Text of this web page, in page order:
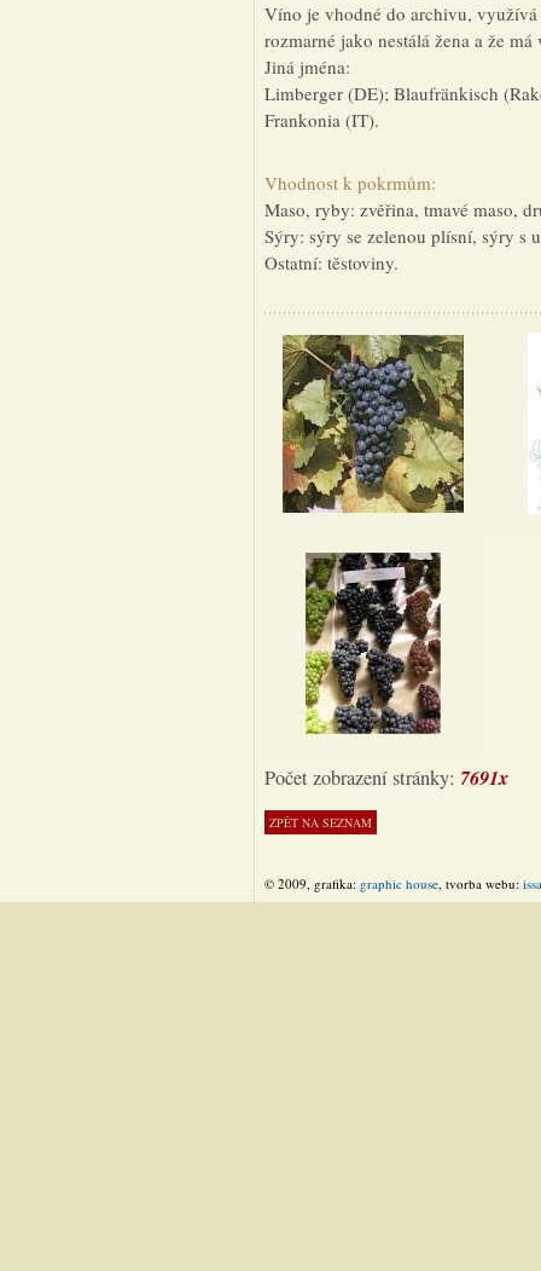
Víno je vhodné do archivu,
rozmarné jako nestálá žena a že
Jiná jména:
Limberger (DE); Blaufränkisch
Frankonia (IT).
Vhodnost k pokrmům:
Maso, ryby: zvěřina, tmavé maso,
Sýry: sýry se zelenou plísní, sýry s
Ostatní: těstoviny.
Počet zobrazení stránky: 7691x
© 2009, grafika: graphic house, tvorba webu: